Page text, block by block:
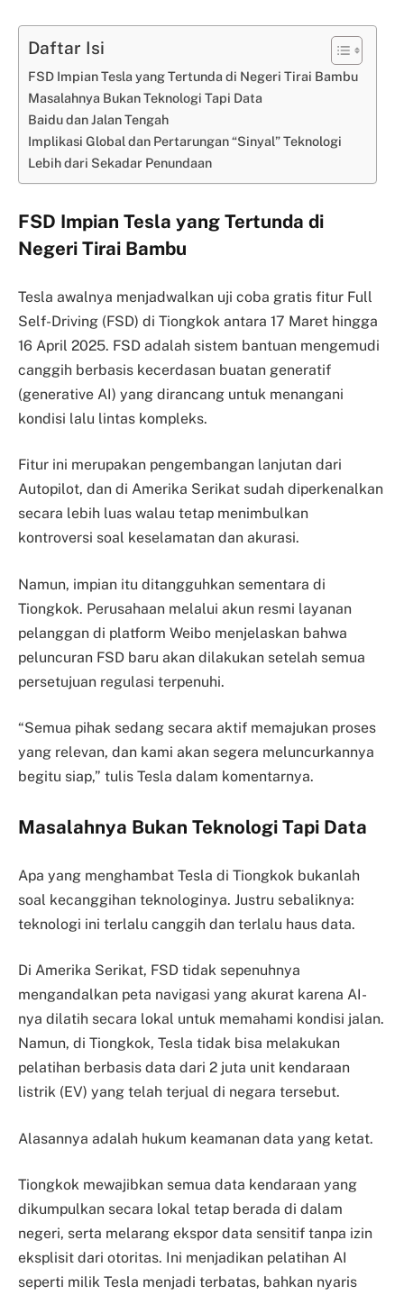
Daftar Isi
FSD Impian Tesla yang Tertunda di Negeri Tirai Bambu
Masalahnya Bukan Teknologi Tapi Data
Baidu dan Jalan Tengah
Implikasi Global dan Pertarungan “Sinyal” Teknologi
Lebih dari Sekadar Penundaan
FSD Impian Tesla yang Tertunda di
Negeri Tirai Bambu
Tesla awalnya menjadwalkan uji coba gratis fitur Full
Self-Driving (FSD) di Tiongkok antara 17 Maret hingga
16 April 2025. FSD adalah sistem bantuan mengemudi
canggih berbasis kecerdasan buatan generatif
(generative AI) yang dirancang untuk menangani
kondisi lalu lintas kompleks.
Fitur ini merupakan pengembangan lanjutan dari
Autopilot, dan di Amerika Serikat sudah diperkenalkan
secara lebih luas walau tetap menimbulkan
kontroversi soal keselamatan dan akurasi.
Namun, impian itu ditangguhkan sementara di
Tiongkok. Perusahaan melalui akun resmi layanan
pelanggan di platform Weibo menjelaskan bahwa
peluncuran FSD baru akan dilakukan setelah semua
persetujuan regulasi terpenuhi.
“Semua pihak sedang secara aktif memajukan proses
yang relevan, dan kami akan segera meluncurkannya
begitu siap,” tulis Tesla dalam komentarnya.
Masalahnya Bukan Teknologi Tapi Data
Apa yang menghambat Tesla di Tiongkok bukanlah
soal kecanggihan teknologinya. Justru sebaliknya:
teknologi ini terlalu canggih dan terlalu haus data.
Di Amerika Serikat, FSD tidak sepenuhnya
mengandalkan peta navigasi yang akurat karena AI-
nya dilatih secara lokal untuk memahami kondisi jalan.
Namun, di Tiongkok, Tesla tidak bisa melakukan
pelatihan berbasis data dari 2 juta unit kendaraan
listrik (EV) yang telah terjual di negara tersebut.
Alasannya adalah hukum keamanan data yang ketat.
Tiongkok mewajibkan semua data kendaraan yang
dikumpulkan secara lokal tetap berada di dalam
negeri, serta melarang ekspor data sensitif tanpa izin
eksplisit dari otoritas. Ini menjadikan pelatihan AI
seperti milik Tesla menjadi terbatas, bahkan nyaris